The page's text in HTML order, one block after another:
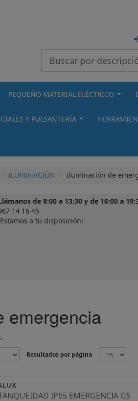
PEQUEÑO MATERIAL ELÉCTRICO
Y PULSANTERÍA
ILUMINACIÓN Iluminación de
de 8:00 a 13:30 y de 16:00 a
14 16 45
a tu disposición!
emergencia
Resultados por página
IP65 EMERGENCIA GS